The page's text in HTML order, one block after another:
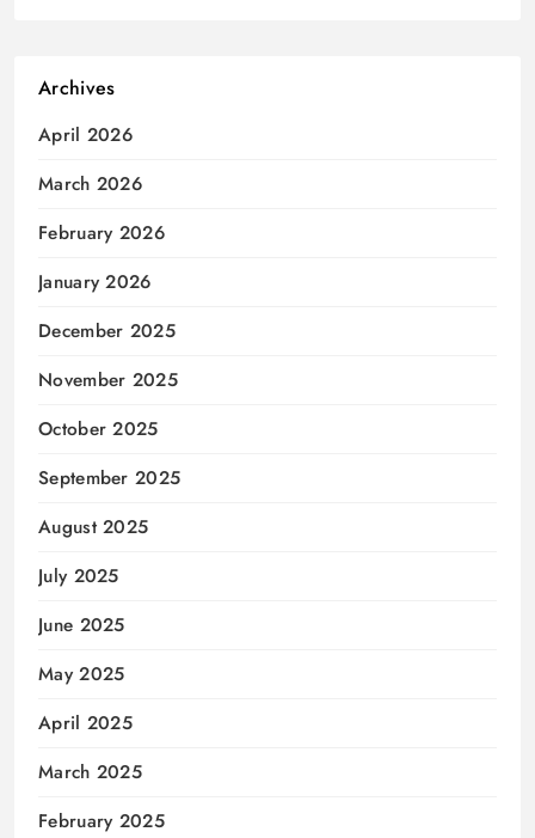
Archives
April 2026
March 2026
February 2026
January 2026
December 2025
November 2025
October 2025
September 2025
August 2025
July 2025
June 2025
May 2025
April 2025
March 2025
February 2025